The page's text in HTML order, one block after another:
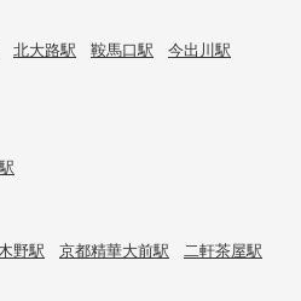
北大路駅 鞍馬口駅
今出川駅
野駅 京都精華大前駅
二軒茶屋駅